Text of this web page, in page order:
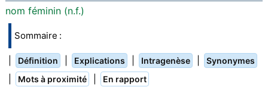
nom féminin (n.f.)
Sommaire :
Définition Explications Intragenèse Synonymes
Mots à proximité En rapport